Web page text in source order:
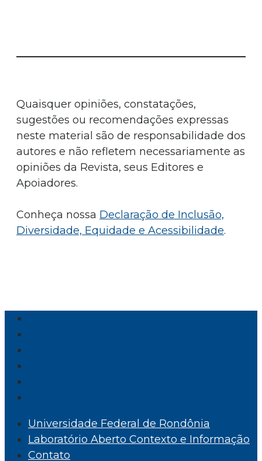
Quaisquer opiniões, constatações,
sugestões ou recomendações expressas
neste material são de responsabilidade dos
autores e não refletem necessariamente as
opiniões da Revista, seus Editores e
Apoiadores.
Conheça nossa Declaração de Inclusão,
Diversidade, Equidade e Acessibilidade.
Universidade Federal de Rondônia
Laboratório Aberto Contexto e Informação
Contato